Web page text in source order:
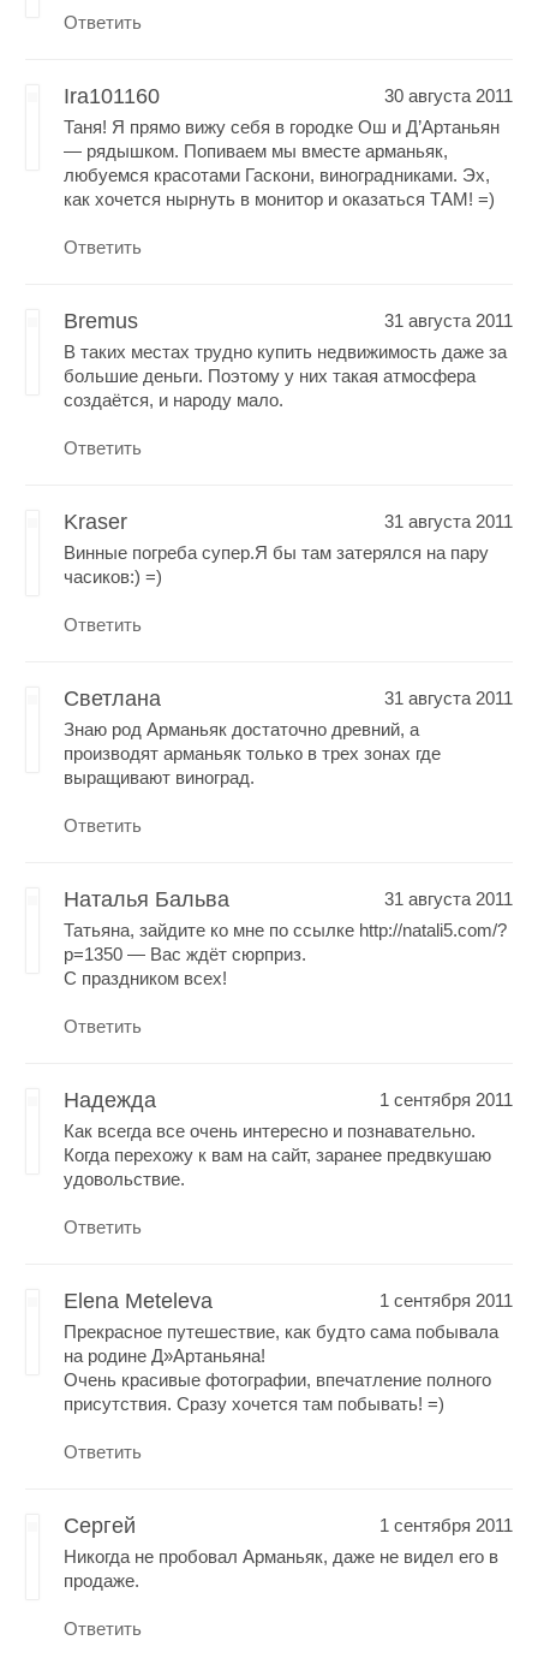
Ответить
Ira101160
30 августа 2011
Таня! Я прямо вижу себя в городке Ош и Д’Артаньян
— рядышком. Попиваем мы вместе арманьяк,
любуемся красотами Гаскони, виноградниками. Эх,
как хочется нырнуть в монитор и оказаться ТАМ! =)
Ответить
Bremus
31 августа 2011
В таких местах трудно купить недвижимость даже за
большие деньги. Поэтому у них такая атмосфера
создаётся, и народу мало.
Ответить
Kraser
31 августа 2011
Винные погреба супер.Я бы там затерялся на пару
часиков:) =)
Ответить
Светлана
31 августа 2011
Знаю род Арманьяк достаточно древний, а
производят арманьяк только в трех зонах где
выращивают виноград.
Ответить
Наталья Бальва
31 августа 2011
Татьяна, зайдите ко мне по ссылке http://natali5.com/?
p=1350 — Вас ждёт сюрприз.
С праздником всех!
Ответить
Надежда
1 сентября 2011
Как всегда все очень интересно и познавательно.
Когда перехожу к вам на сайт, заранее предвкушаю
удовольствие.
Ответить
Elena Meteleva
1 сентября 2011
Прекрасное путешествие, как будто сама побывала
на родине Д»Артаньяна!
Очень красивые фотографии, впечатление полного
присутствия. Сразу хочется там побывать! =)
Ответить
Сергей
1 сентября 2011
Никогда не пробовал Арманьяк, даже не видел его в
продаже.
Ответить